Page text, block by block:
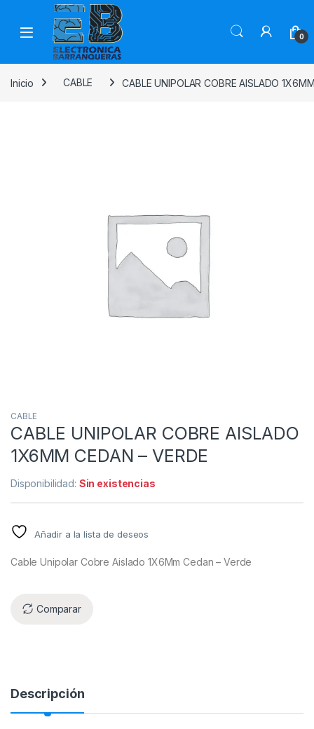
0
Inicio CABLE CABLE UNIPOLAR COBRE AISLADO
CABLE
CABLE UNIPOLAR COBRE AISLADO
1X6MM CEDAN – VERDE
Disponibilidad: Sin existencias
Añadir a la lista de deseos
Cable Unipolar Cobre Aislado 1X6Mm Cedan – Verde
Comparar
Descripción